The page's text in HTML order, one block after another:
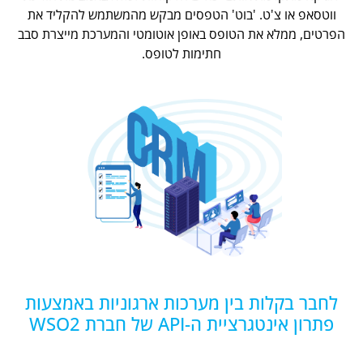
ווטסאפ או צ'ט. 'בוט' הטפסים מבקש מהמשתמש להקליד את
הפרטים, ממלא את הטופס באופן אוטומטי והמערכת מייצרת סבב
חתימות לטופס.
לחבר בקלות בין מערכות ארגוניות באמצעות
פתרון אינטגרציית ה-API של חברת WSO2